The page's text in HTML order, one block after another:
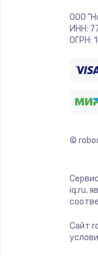
ООО
ИНН:
ОГРН:
©
iq.ru,
Сайт